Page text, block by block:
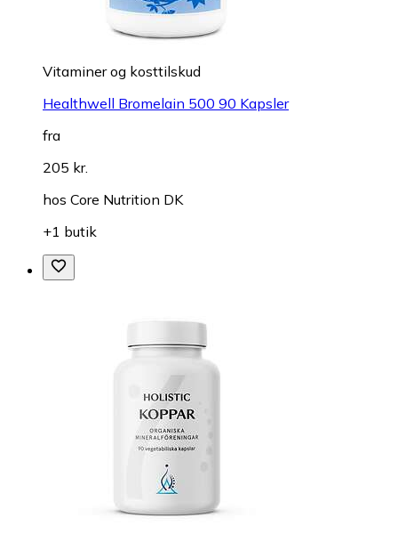
Vitaminer og kosttilskud
Healthwell Bromelain 500 90 Kapsler
fra
205 kr.
hos Core Nutrition DK
+1 butik